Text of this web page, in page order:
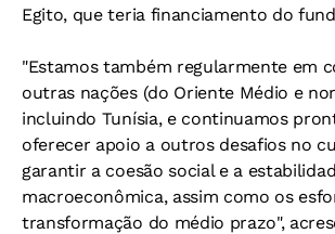
Egito, que teria financiamento do
"Estamos também regularmente em
outras nações (do Oriente Médio e
incluindo Tunísia, e continuamos
oferecer apoio a outros desafios no
garantir a coesão social e a
macroeconômica, assim como os
transformação do médio prazo",